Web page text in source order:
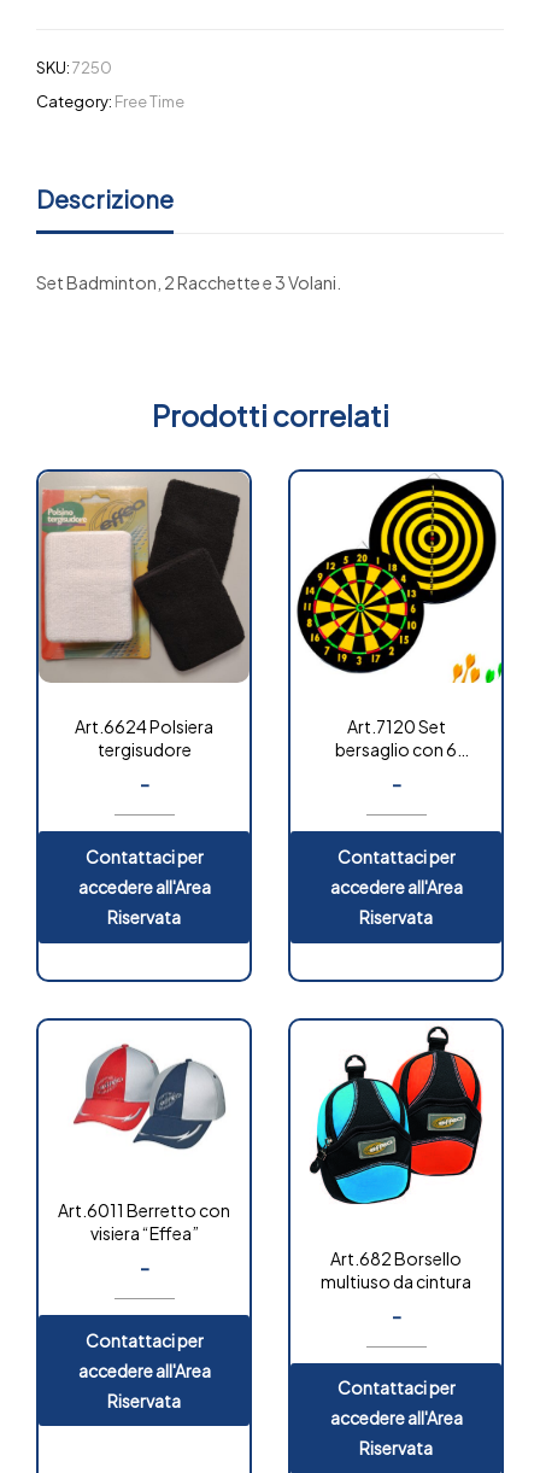
SKU:7250
Category: Free Time
Descrizione
Set Badminton, 2 Racchette e 3 Volani.
Prodotti correlati
Art.6624 Polsiera
tergisudore
-
Contattaci per
accedere all'Area
Riservata
Art.7120 Set
bersaglio con 6
-
Contattaci per
accedere all'Area
Riservata
Art.6011 Berretto con
visiera “Effea”
-
Contattaci per
accedere all'Area
Riservata
Art.682 Borsello
multiuso da cintura
-
Contattaci per
accedere all'Area
Riservata